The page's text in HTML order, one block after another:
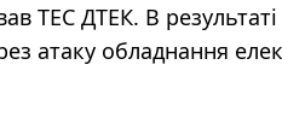
ТЕС ДТЕК. В
атаку обладнання